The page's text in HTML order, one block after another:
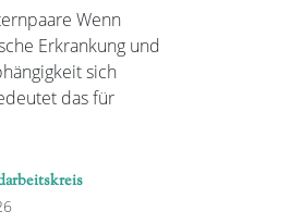
Wenn
Erkrankung und
sich
das für